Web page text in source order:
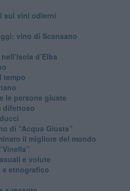
sui vini odierni
vino di Scansano
d’Elba
tempo
le persone giuste
difettoso
di “Acqua Giusta”
il migliore del mondo
e volute
etnografico